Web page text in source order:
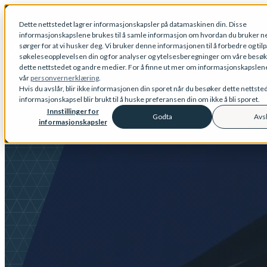
Dette nettstedet lagrer informasjonskapsler på datamaskinen din. Disse
informasjonskapslene brukes til å samle informasjon om hvordan du bruker
sørger for at vi husker deg. Vi bruker denne informasjonen til å forbedre og
søkeleseopplevelsen din og for analyser og ytelsesberegninger om våre
dette nettstedet og andre medier. For å finne ut mer om
vårpersonvernerklæring.
Hvis du avslår, blir ikke informasjonen din sporet når du besøker dette
informasjonskapsel blir brukt til å huske preferansen din om ikke å bli sporet.
Innstillinger for
informasjonskapsler
Godta
Show submenu for Tjenester